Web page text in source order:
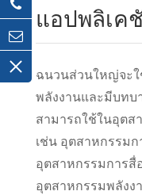
แอปพลิเค
ฉนวนส่วนใหญ่จะ
พลังงานและมีบทบ
สามารถใช้ในอุตส
เช่น อุตสาหกรรม
อุตสาหกรรมการสื่
อุตสาหกรรมพลัง